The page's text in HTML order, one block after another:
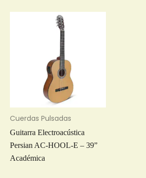
Cuerdas Pulsadas
Guitarra Electroacústica
Persian AC-HOOL-E – 39”
Académica